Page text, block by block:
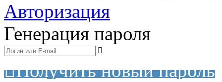
Авторизация
Генерация пароля
Получить новый пароль